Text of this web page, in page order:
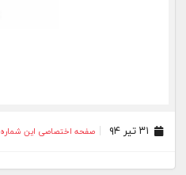
صفحه اختصاصی این شماره